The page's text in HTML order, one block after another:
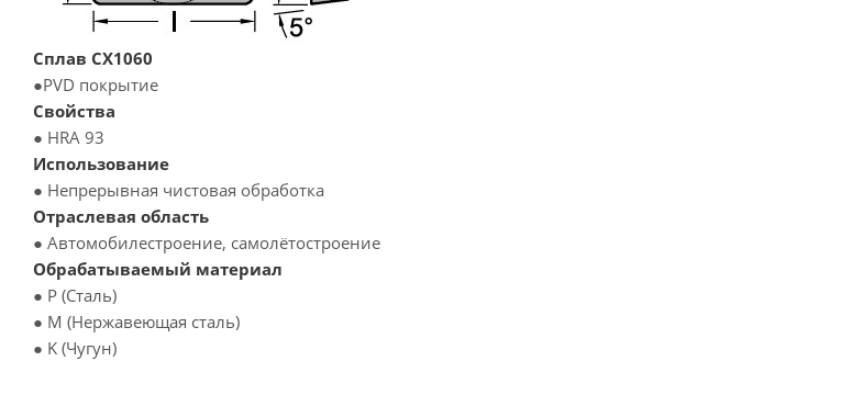
Сплав CX1060
●PVD покрытие
Свойства
● HRA 93
Использование
● Непрерывная чистовая обработка
Отраслевая область
● Автомобилестроение, самолётостроение
Обрабатываемый материал
● P (Сталь)
● M (Нержавеющая сталь)
● K (Чугун)